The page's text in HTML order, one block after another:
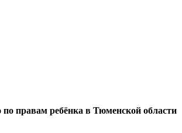
правам ребёнка в Тюменской области